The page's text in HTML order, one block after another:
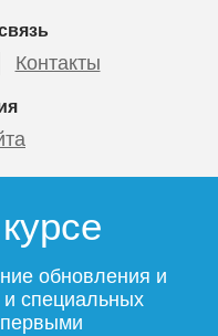
Подробнее
Контакты
обновления и
и специальных